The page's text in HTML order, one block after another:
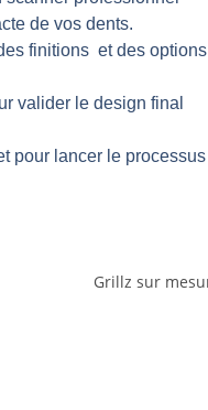
de vos dents.
finitions et des options
valider le design final
pour lancer le processus